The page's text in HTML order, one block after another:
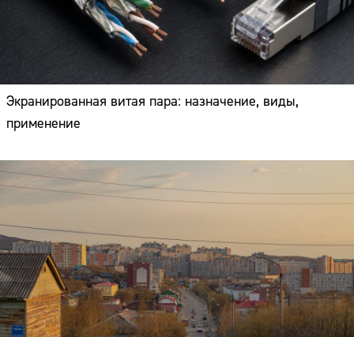
Экранированная витая пара: назначение, виды,
применение